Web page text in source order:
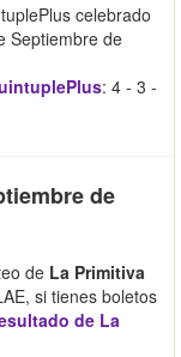
celebrado
Septiembre de
: 4 - 3 -
de
de La Primitiva
si tienes boletos
de La